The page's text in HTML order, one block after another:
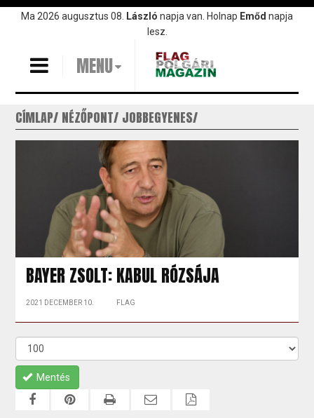
UgrásMa 2026 augusztus 08. László napja van. Holnap Emőd napja
lesz.
MENU
CÍMLAP NÉZŐPONT JOBBEGYENES
BAYER ZSOLT: KABUL RÓZSÁJA
2021 DECEMBER 10. FLAG
Mentés